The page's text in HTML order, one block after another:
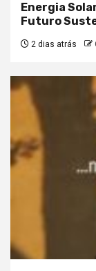
Energia
Futuro
2 dias atrás